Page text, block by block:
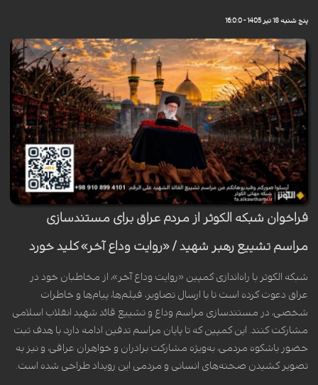
پنج شنبه 18 تیر 1405 - 16:0:0
فراخوان شبکه الکوثر از مردم عراق برای مستندسازی
مراسم تشییع رهبر شهید / «روایت وداع آخر» کلید خورد
شبکه الکوثر با راه‌اندازی کمپین «روایت وداع آخر»، از مخاطبان خود در
عراق دعوت کرده است تا با ارسال تصاویر، فیلم‌ها، پیام‌ها و خاطرات
شخصی، در مستندسازی مراسم وداع و تشییع قائد شهید انقلاب اسلامی
مشارکت کنند. این کمپین که تا پایان مراسم تدفین ادامه دارد، با هدف ثبت
حضور باشکوه مردمی، به‌ویژه مشارکت برادران و خواهران عراقی، و نیز به
تصویر کشیدن صحنه‌های انسانی و مردمی این رویداد طراحی شده است.